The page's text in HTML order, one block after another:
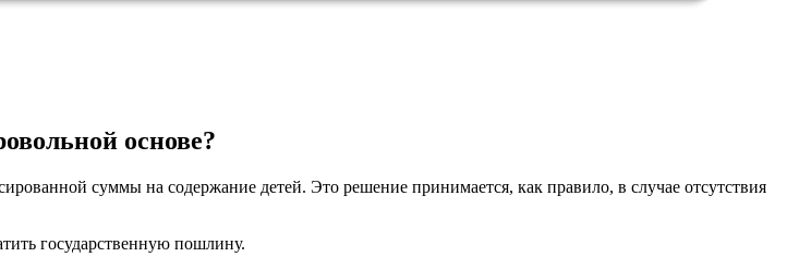
основе?
суммы на содержание детей. Это решение принимается, как правило, в случае отсутствия
государственную пошлину.